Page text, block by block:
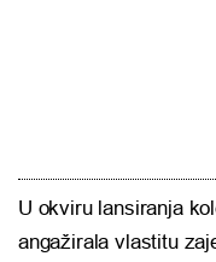
U okviru lansiranja
angažirala vlastitu